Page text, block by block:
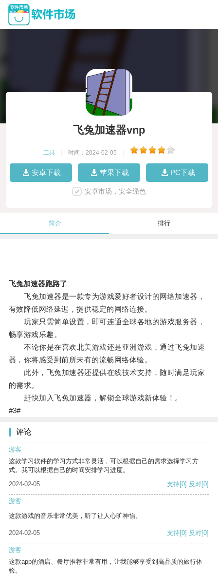
飞兔加速器vnp
工具 时间：2024-02-05
安卓下载 苹果下载 PC下载
安卓市场，安全绿色
简介 排行
飞兔加速器跑路了
飞兔加速器是一款专为游戏爱好者设计的网络加速器，
有效降低网络延迟，提供稳定的网络连接。
玩家只需简单设置，即可连通全球各地的游戏服务器，
畅享游戏乐趣。
不论你是在喜欢北美游戏还是亚洲游戏，通过飞兔加速
器，你将感受到前所未有的流畅网络体验。
此外，飞兔加速器还提供在线技术支持，随时满足玩家
的需求。
赶快加入飞兔加速器，解锁全球游戏新体验！。
#3#
评论
游客
这款学习软件的学习方式非常灵活，可以根据自己的需求选择学习方
式。我可以根据自己的时间安排学习进度。
2024-02-05
支持[0] 反对[0]
游客
这款游戏的音乐非常优美，听了让人心旷神怡。
2024-02-05 支持[0] 反对[0]
游客
这款app的酒店、餐厅推荐非常有用，让我能够享受到高品质的旅行体
验。